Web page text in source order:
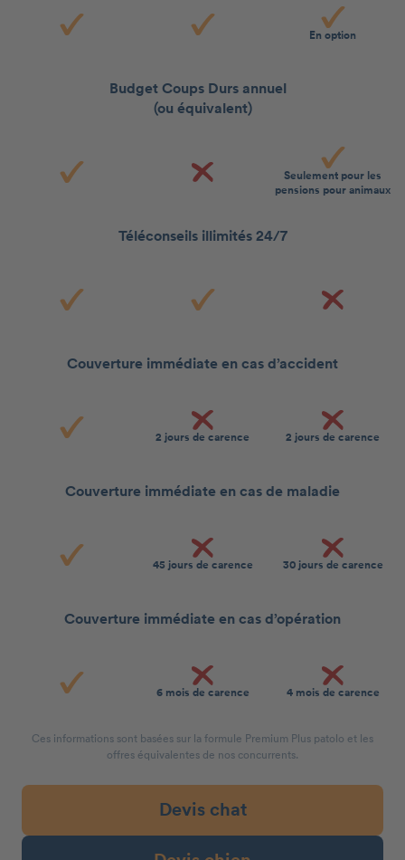
En option
Budget Coups Durs annuel
(ou équivalent)
Seulement pour les
pensions pour animaux
Téléconseils illimités 24/7
Couverture immédiate en cas d’accident
2 jours de carence 2 jours de carence
Couverture immédiate en cas de maladie
45 jours de carence 30 jours de carence
Couverture immédiate en cas d’opération
6 mois de carence 4 mois de carence
Ces informations sont basées sur la formule Premium Plus patolo et les
offres équivalentes de nos concurrents.
Devis chat